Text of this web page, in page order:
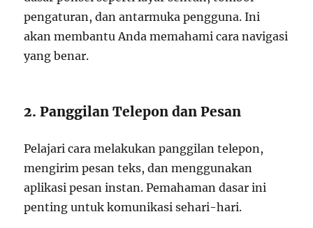
pengaturan, dan antarmuka pengguna. Ini
akan membantu Anda memahami cara navigasi
yang benar.
2. Panggilan Telepon dan Pesan
Pelajari cara melakukan panggilan telepon,
mengirim pesan teks, dan menggunakan
aplikasi pesan instan. Pemahaman dasar ini
penting untuk komunikasi sehari-hari.